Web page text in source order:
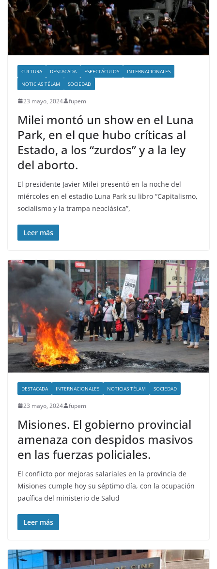
CULTURA DESTACADA ESPECTÁCULOS
INTERNACIONALES
NOTICIAS TÉLAM
SOCIEDAD
23 mayo, 2024 fupem
Milei montó un show en el Luna
Park, en el que hubo críticas al
Estado, a los “zurdos” y a la ley
del aborto.
El presidente Javier Milei presentó en la noche del
miércoles en el estadio Luna Park su libro “Capitalismo,
socialismo y la trampa neoclásica”,
Leer más
DESTACADA INTERNACIONALES NOTICIAS TÉLAM SOCIEDAD
23 mayo, 2024 fupem
Misiones. El gobierno provincial
amenaza con despidos masivos
en las fuerzas policiales.
El conflicto por mejoras salariales en la provincia de
Misiones cumple hoy su séptimo día, con la ocupación
pacífica del ministerio de Salud
Leer más